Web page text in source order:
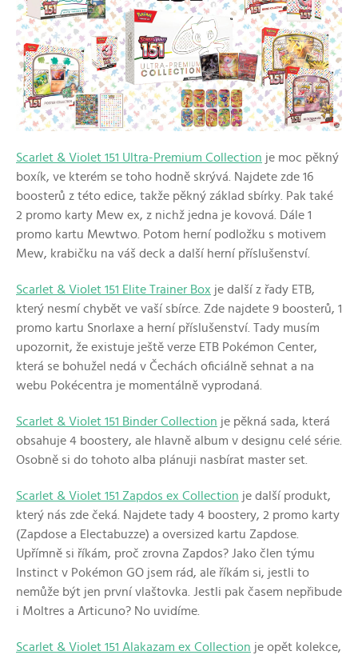
Scarlet & Violet 151 Ultra-Premium Collection je moc pěkný
boxík, ve kterém se toho hodně skrývá. Najdete zde 16
boosterů z této edice, takže pěkný základ sbírky. Pak také
2 promo karty Mew ex, z nichž jedna je kovová. Dále 1
promo kartu Mewtwo. Potom herní podložku s motivem
Mew, krabičku na váš deck a další herní příslušenství.
Scarlet & Violet 151 Elite Trainer Box je další z řady ETB,
který nesmí chybět ve vaší sbírce. Zde najdete 9 boosterů, 1
promo kartu Snorlaxe a herní příslušenství. Tady musím
upozornit, že existuje ještě verze ETB Pokémon Center,
která se bohužel nedá v Čechách oficiálně sehnat a na
webu Pokécentra je momentálně vyprodaná.
Scarlet & Violet 151 Binder Collection je pěkná sada, která
obsahuje 4 boostery, ale hlavně album v designu celé série.
Osobně si do tohoto alba plánuji nasbírat master set.
Scarlet & Violet 151 Zapdos ex Collection je další produkt,
který nás zde čeká. Najdete tady 4 boostery, 2 promo karty
(Zapdose a Electabuzze) a oversized kartu Zapdose.
Upřímně si říkám, proč zrovna Zapdos? Jako člen týmu
Instinct v Pokémon GO jsem rád, ale říkám si, jestli to
nemůže být jen první vlaštovka. Jestli pak časem nepřibude
i Moltres a Articuno? No uvidíme.
Scarlet & Violet 151 Alakazam ex Collection je opět kolekce,